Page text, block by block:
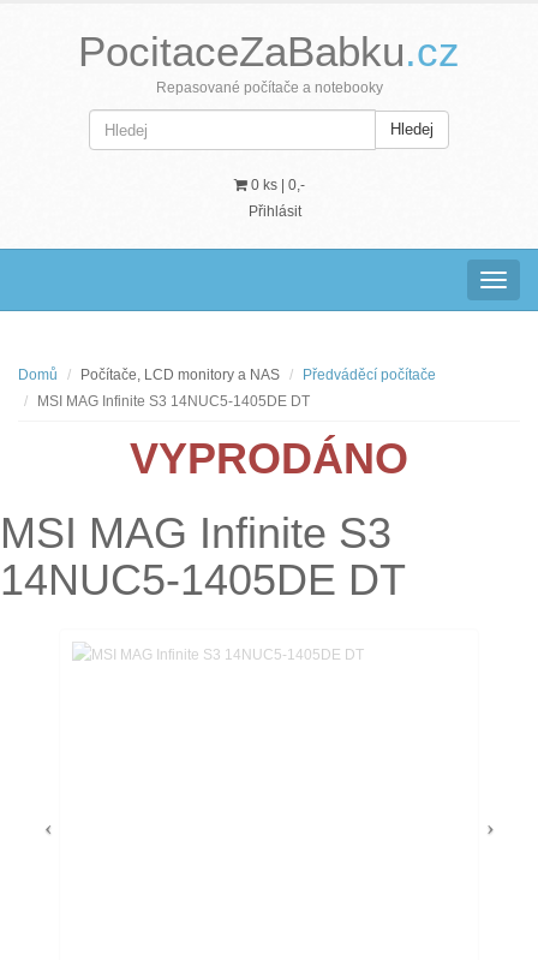
PocitaceZaBabku.cz
Repasované počítače a notebooky
Hledej
0 ks | 0,-
Přihlásit
Domů Počítače, LCD monitory a NAS
Předváděcí počítače
MSI MAG Infinite S3 14NUC5-1405DE DT
VYPRODÁNO
MSI MAG Infinite S3
14NUC5-1405DE DT